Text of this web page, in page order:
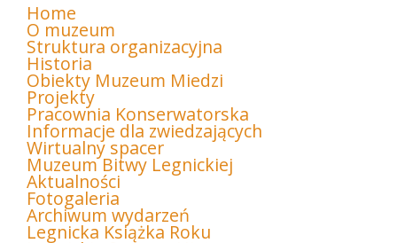
Home
O muzeum
Struktura organizacyjna
Historia
Obiekty Muzeum Miedzi
Projekty
Pracownia Konserwatorska
Informacje dla zwiedzających
Wirtualny spacer
Muzeum Bitwy Legnickiej
Aktualności
Fotogaleria
Archiwum wydarzeń
Legnicka Książka Roku